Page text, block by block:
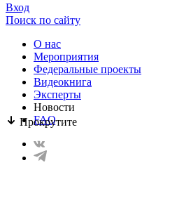
Прокрутите
Вход
Поиск по сайту
О нас
Mероприятия
Федеральные проекты
Видеокнига
Эксперты
Новости
FAQ